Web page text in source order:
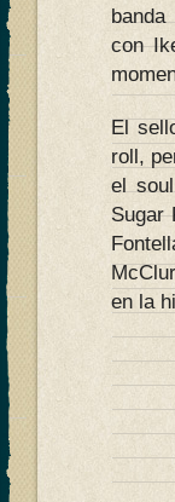
con
El
roll,
el
Sugar
en la